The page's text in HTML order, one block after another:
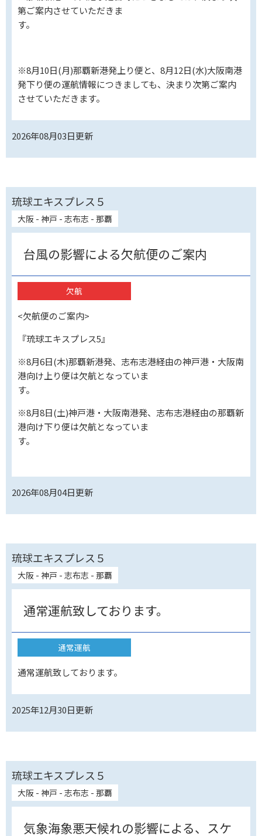
第ご案内させていただきま
す。
※8月10日(月)那覇新港発上り便と、8月12日(水)大阪南港
発下り便の運航情報につきましても、決まり次第ご案内
させていただきます。
2026年08月03日更新
琉球エキスプレス５
大阪 - 神戸 - 志布志 - 那覇
台風の影響による欠航便のご案内
欠航
<欠航便のご案内>
『琉球エキスプレス5』
※8月6日(木)那覇新港発、志布志港経由の神戸港・大阪南
港向け上り便は欠航となっていま
す。
※8月8日(土)神戸港・大阪南港発、志布志港経由の那覇新
港向け下り便は欠航となっていま
す。
2026年08月04日更新
琉球エキスプレス５
大阪 - 神戸 - 志布志 - 那覇
通常運航致しております。
通常運航
通常運航致しております。
2025年12月30日更新
琉球エキスプレス５
大阪 - 神戸 - 志布志 - 那覇
気象海象悪天候れの影響による、スケ